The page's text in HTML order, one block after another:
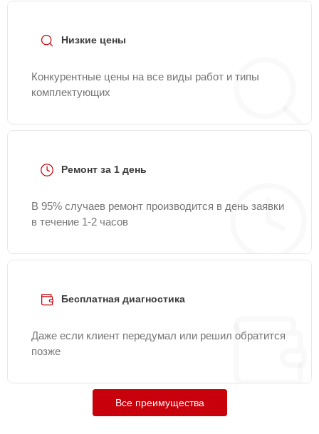
Низкие цены
Конкурентные цены на все виды работ и типы
комплектующих
Ремонт за 1 день
В 95% случаев ремонт производится в день заявки
в течение 1-2 часов
Бесплатная диагностика
Даже если клиент передумал или решил обратится
позже
Все преимущества